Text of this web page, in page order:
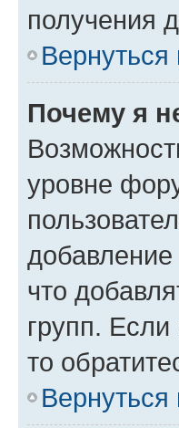
получения
Вернуться
Почему я
уровне
что
групп.
то
Вернуться